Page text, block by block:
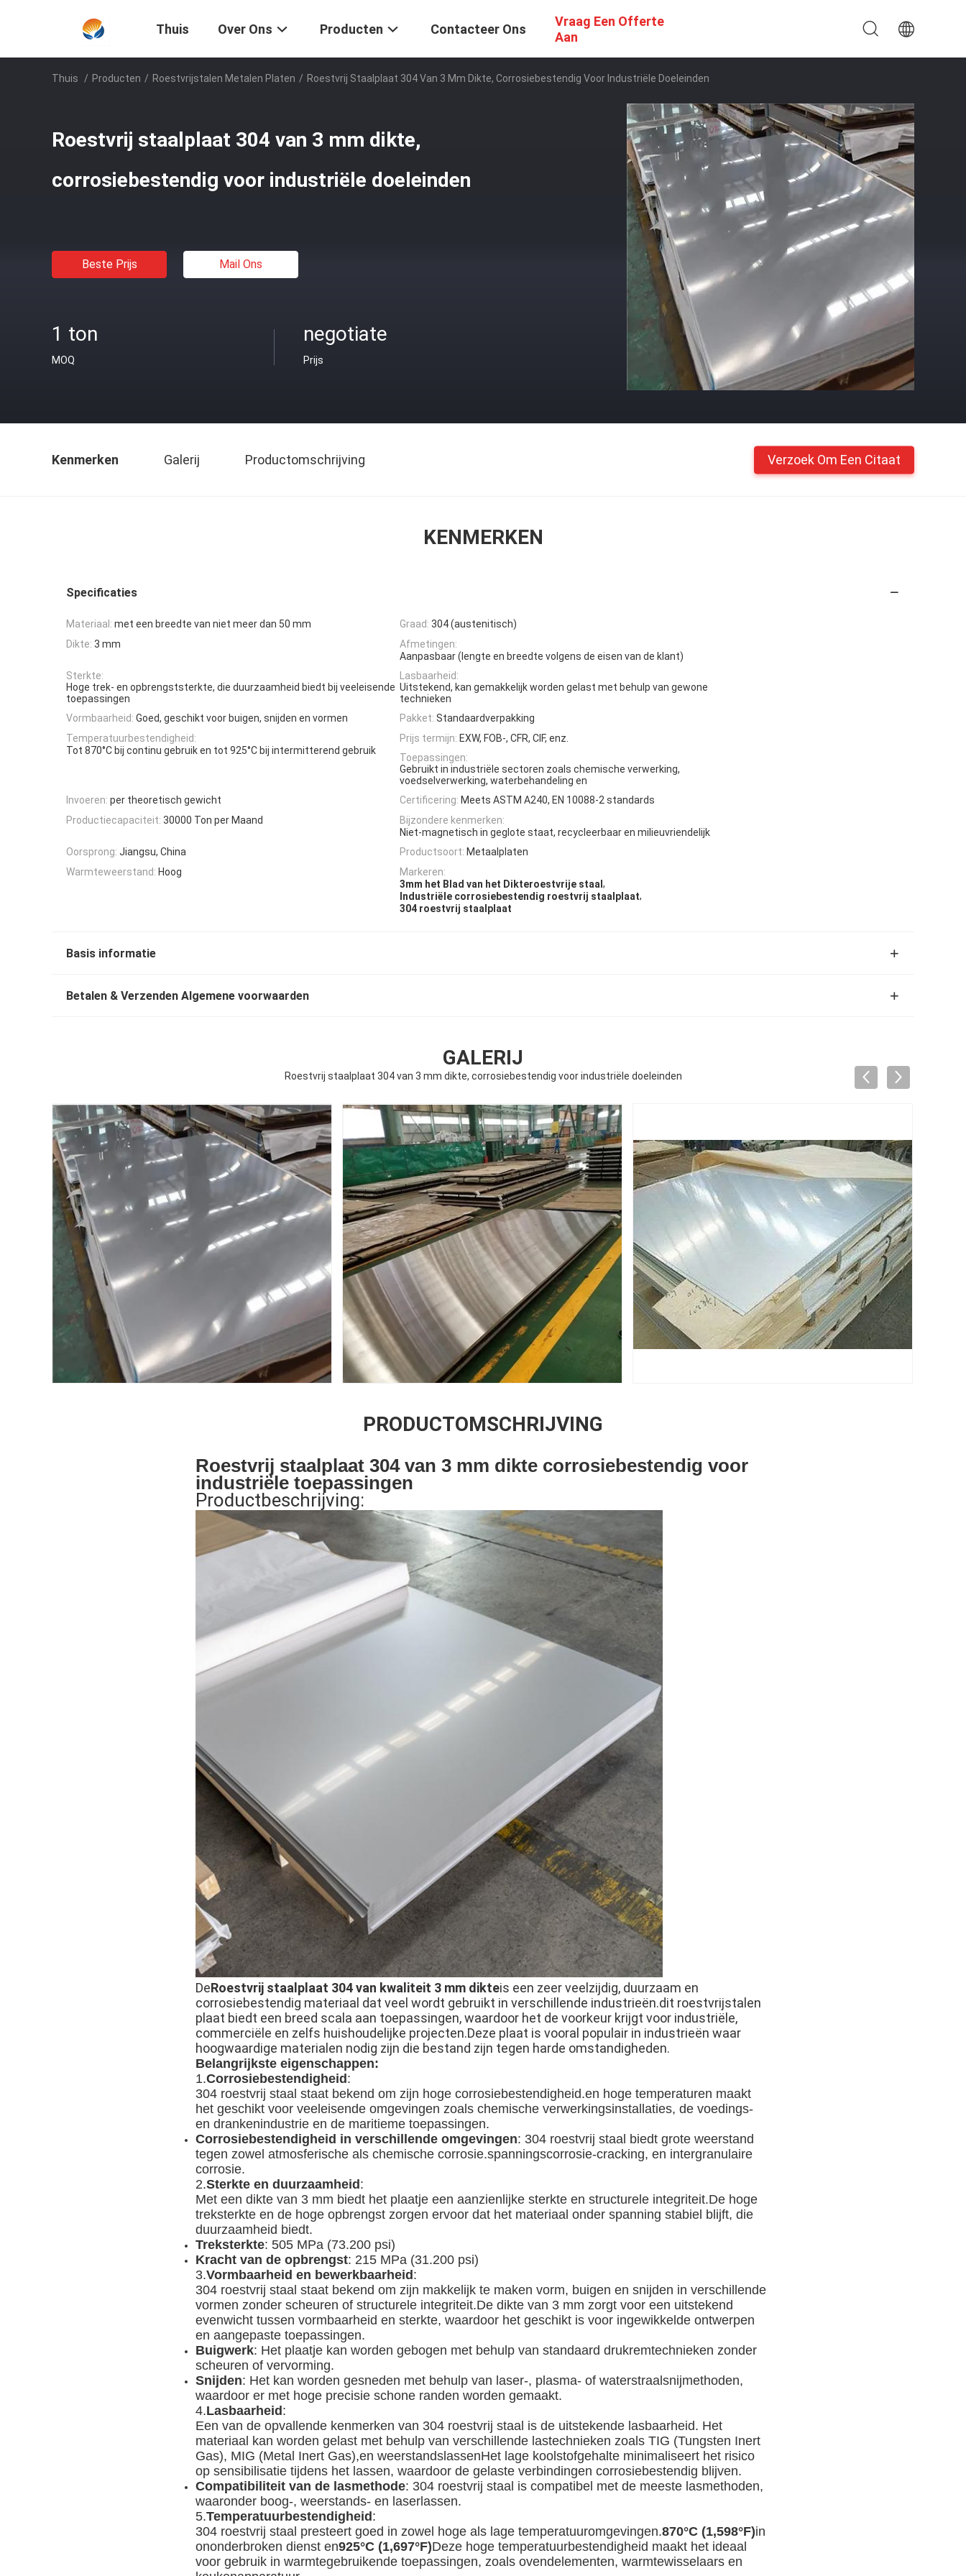
Thuis Over Ons Producten Contacteer Ons
Vraag Een Offerte
Aan
Thuis / Producten / Roestvrijstalen Metalen Platen / Roestvrij Staalplaat 304 Van 3 Mm Dikte, Corrosiebestendig Voor Industriële Doeleinden
Roestvrij staalplaat 304 van 3 mm dikte,
corrosiebestendig voor industriële doeleinden
Beste Prijs Mail Ons
1 ton
MOQ
negotiate
Prijs
Kenmerken Galerij Productomschrijving Verzoek Om Een Citaat
KENMERKEN
Specificaties
Materiaal: met een breedte van niet meer dan 50 mm Graad: 304 (austenitisch)
Dikte: 3 mm
Afmetingen:
Aanpasbaar (lengte en breedte volgens de eisen van de klant)
Sterkte:
Hoge trek- en opbrengststerkte, die duurzaamheid biedt bij veeleisende
toepassingen
Lasbaarheid:
Uitstekend, kan gemakkelijk worden gelast met behulp van gewone
technieken
Vormbaarheid: Goed, geschikt voor buigen, snijden en vormen Pakket: Standaardverpakking
Temperatuurbestendigheid:
Tot 870°C bij continu gebruik en tot 925°C bij intermitterend gebruik
Prijs termijn: EXW, FOB-, CFR, CIF, enz.
Toepassingen:
Gebruikt in industriële sectoren zoals chemische verwerking,
voedselverwerking, waterbehandeling en
Invoeren: per theoretisch gewicht Certificering: Meets ASTM A240, EN 10088-2 standards
Productiecapaciteit: 30000 Ton per Maand
Bijzondere kenmerken:
Niet-magnetisch in geglote staat, recycleerbaar en milieuvriendelijk
Oorsprong: Jiangsu, China Productsoort: Metaalplaten
Warmteweerstand: Hoog
Markeren:
3mm het Blad van het Dikteroestvrije staal ,
Industriële corrosiebestendig roestvrij staalplaat,
304 roestvrij staalplaat
Basis informatie
Betalen & Verzenden Algemene voorwaarden
GALERIJ
Roestvrij staalplaat 304 van 3 mm dikte, corrosiebestendig voor industriële doeleinden
PRODUCTOMSCHRIJVING
Roestvrij staalplaat 304 van 3 mm dikte corrosiebestendig voor
industriële toepassingen
Productbeschrijving:
DeRoestvrij staalplaat 304 van kwaliteit 3 mm dikteis een zeer veelzijdig, duurzaam en
corrosiebestendig materiaal dat veel wordt gebruikt in verschillende industrieën.dit roestvrijstalen
plaat biedt een breed scala aan toepassingen, waardoor het de voorkeur krijgt voor industriële,
commerciële en zelfs huishoudelijke projecten.Deze plaat is vooral populair in industrieën waar
hoogwaardige materialen nodig zijn die bestand zijn tegen harde omstandigheden.
Belangrijkste eigenschappen:
1.Corrosiebestendigheid :
304 roestvrij staal staat bekend om zijn hoge corrosiebestendigheid.en hoge temperaturen maakt
het geschikt voor veeleisende omgevingen zoals chemische verwerkingsinstallaties, de voedings-
en drankenindustrie en de maritieme toepassingen.
Corrosiebestendigheid in verschillende omgevingen: 304 roestvrij staal biedt grote weerstand
tegen zowel atmosferische als chemische corrosie.spanningscorrosie-cracking, en intergranulaire
corrosie.
2.Sterkte en duurzaamheid :
Met een dikte van 3 mm biedt het plaatje een aanzienlijke sterkte en structurele integriteit.De hoge
treksterkte en de hoge opbrengst zorgen ervoor dat het materiaal onder spanning stabiel blijft, die
duurzaamheid biedt.
Treksterkte: 505 MPa (73.200 psi)
Kracht van de opbrengst: 215 MPa (31.200 psi)
3.Vormbaarheid en bewerkbaarheid :
304 roestvrij staal staat bekend om zijn makkelijk te maken vorm, buigen en snijden in verschillende
vormen zonder scheuren of structurele integriteit.De dikte van 3 mm zorgt voor een uitstekend
evenwicht tussen vormbaarheid en sterkte, waardoor het geschikt is voor ingewikkelde ontwerpen
en aangepaste toepassingen.
Buigwerk: Het plaatje kan worden gebogen met behulp van standaard drukremtechnieken zonder
scheuren of vervorming.
Snijden: Het kan worden gesneden met behulp van laser-, plasma- of waterstraalsnijmethoden,
waardoor er met hoge precisie schone randen worden gemaakt.
4.Lasbaarheid :
Een van de opvallende kenmerken van 304 roestvrij staal is de uitstekende lasbaarheid. Het
materiaal kan worden gelast met behulp van verschillende lastechnieken zoals TIG (Tungsten Inert
Gas), MIG (Metal Inert Gas),en weerstandslassenHet lage koolstofgehalte minimaliseert het risico
op sensibilisatie tijdens het lassen, waardoor de gelaste verbindingen corrosiebestendig blijven.
Compatibiliteit van de lasmethode: 304 roestvrij staal is compatibel met de meeste lasmethoden,
waaronder boog-, weerstands- en laserlassen.
5.Temperatuurbestendigheid :
304 roestvrij staal presteert goed in zowel hoge als lage temperatuuromgevingen.870°C (1,598°F)in
ononderbroken dienst en925°C (1,697°F)Deze hoge temperatuurbestendigheid maakt het ideaal
voor gebruik in warmtegebruikende toepassingen, zoals ovendelementen, warmtewisselaars en